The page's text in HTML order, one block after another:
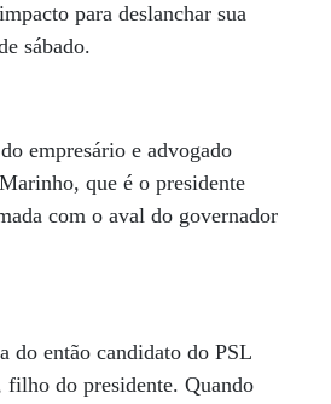
para deslanchar sua
sábado.
empresário e advogado
que é o presidente
com o aval do governador
do então candidato do PSL
filho do presidente. Quando